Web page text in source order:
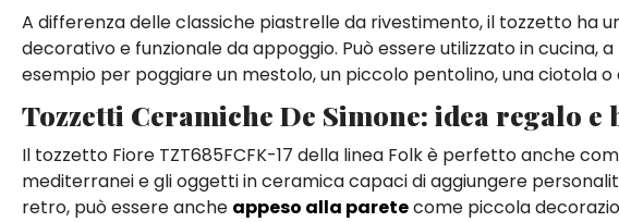
A differenza delle classiche piastrelle da rivestimento, il tozzetto ha
decorativo e funzionale da appoggio. Può essere utilizzato in cucina,
esempio per poggiare un mestolo, un piccolo pentolino, una ciotola
Tozzetti Ceramiche De Simone: idea regalo
Il tozzetto Fiore TZT685FCFK-17 della linea Folk è perfetto anche
mediterranei e gli oggetti in ceramica capaci di aggiungere
retro, può essere anche appeso alla paretecome piccola